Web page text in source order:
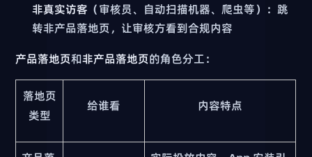
非真实访客 （审核员、自动扫描机器、爬虫等）：跳
转非产品落地页，让审核方看到合规内容
产品落地页和非产品落地页的角色分工：
落地页
类型
给谁看 内容特点